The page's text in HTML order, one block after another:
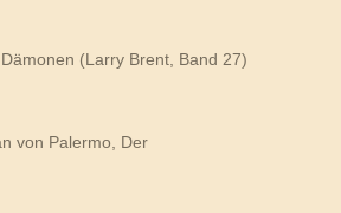
(Larry Brent, Band 27)
von Palermo, Der